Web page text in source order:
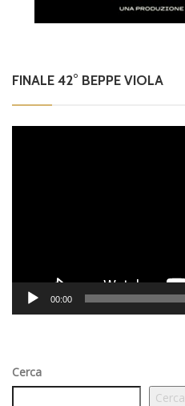
FINALE 42° BEPPE VIOLA
00:00
Cerca
Cerca